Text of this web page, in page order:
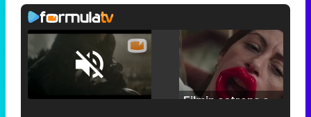
Unmute /